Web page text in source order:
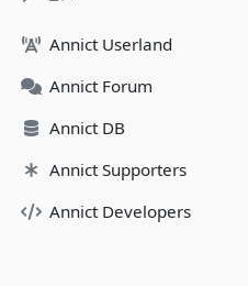
Annict Userland
Annict Forum
Annict DB
Annict Supporters
Annict Developers